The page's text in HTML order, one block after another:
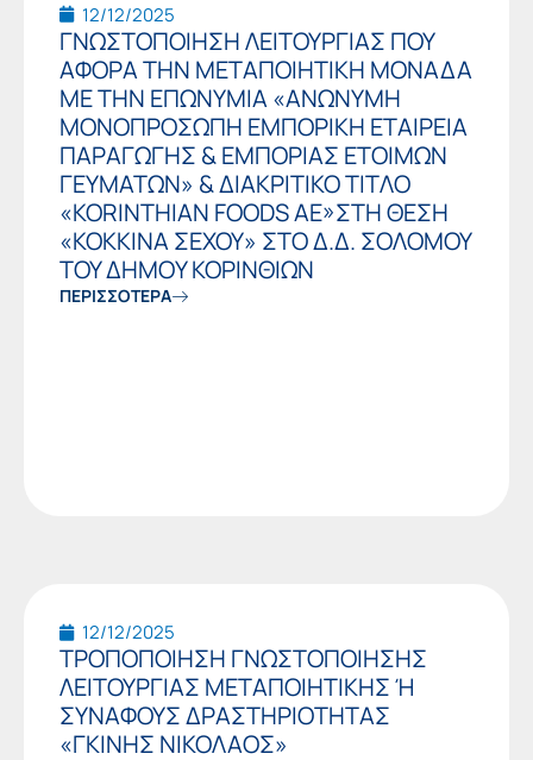
12/12/2025
ΓΝΩΣΤΟΠΟΙΗΣΗ ΛΕΙΤΟΥΡΓΙΑΣ ΠΟΥ
ΑΦΟΡΑ ΤΗΝ ΜΕΤΑΠΟΙΗΤΙΚΗ ΜΟΝΑΔΑ
ΜΕ ΤΗΝ ΕΠΩΝΥΜΙΑ «ΑΝΩΝΥΜΗ
ΜΟΝΟΠΡΟΣΩΠΗ ΕΜΠΟΡΙΚΗ ΕΤΑΙΡΕΙΑ
ΠΑΡΑΓΩΓΗΣ & ΕΜΠΟΡΙΑΣ ΕΤΟΙΜΩΝ
ΓΕΥΜΑΤΩΝ» & ΔΙΑΚΡΙΤΙΚΟ ΤΙΤΛΟ
«KORINTHIAN FOODS AE»ΣΤΗ ΘΕΣΗ
«ΚΟΚΚΙΝΑ ΣΕΧΟΥ» ΣΤΟ Δ.Δ. ΣΟΛΟΜΟΥ
TOY ΔΗΜΟY ΚΟΡΙΝΘΙΩΝ
ΠΕΡΙΣΣΟΤΕΡΑ
12/12/2025
ΤΡΟΠΟΠΟΙΗΣΗ ΓΝΩΣΤΟΠΟΙΗΣΗΣ
ΛΕΙΤΟΥΡΓΙΑΣ ΜΕΤΑΠΟΙΗΤΙΚΗΣ Ή
ΣΥΝΑΦΟΥΣ ΔΡΑΣΤΗΡΙΟΤΗΤΑΣ
«ΓΚΙΝΗΣ ΝΙΚΟΛΑΟΣ»